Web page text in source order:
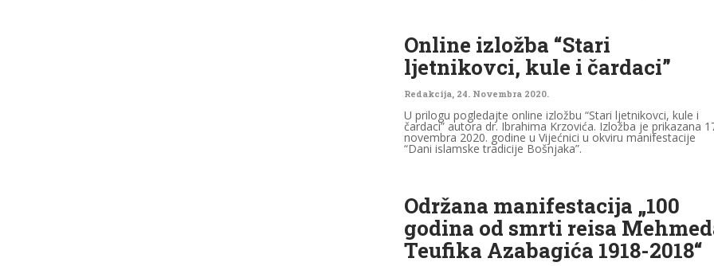
Online izložba “Stari
ljetnikovci, kule i čardaci”
Redakcija 24. Novembra 2020.
U prilogu pogledajte online izložbu “Stari ljetnikovci, kule i
čardaci” autora dr. Ibrahima Krzovića. Izložba je prikazana
novembra 2020. godine u Vijećnici u okviru manifestacije
“Dani islamske tradicije Bošnjaka”.
Održana manifestacija „100
godina od smrti reisa
Teufika Azabagića 1918-2018“